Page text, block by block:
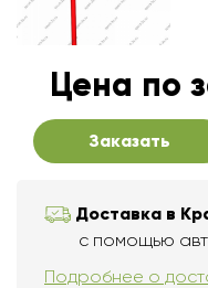
Цена по
Заказать
Доставка в
с помощью
Подробнее о